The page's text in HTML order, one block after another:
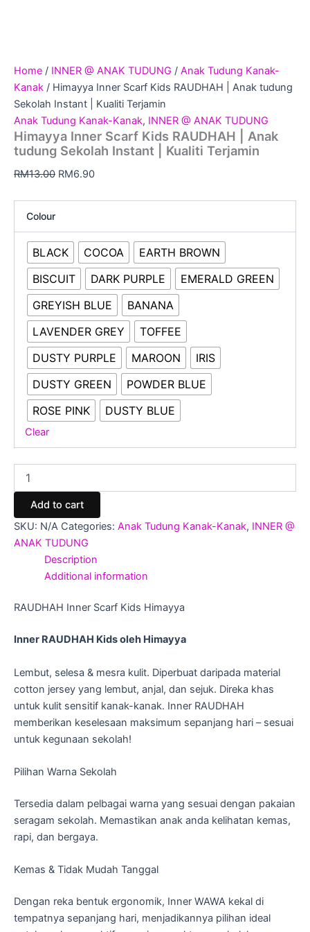
Home / INNER @ ANAK TUDUNG / Anak Tudung Kanak-
Kanak / Himayya Inner Scarf Kids RAUDHAH | Anak tudung
Sekolah Instant | Kualiti Terjamin
Anak Tudung Kanak-Kanak, INNER @ ANAK TUDUNG
Himayya Inner Scarf Kids RAUDHAH | Anak
tudung Sekolah Instant | Kualiti Terjamin
RM13.00 RM6.90
Colour
BLACK COCOA
EARTH BROWN
BISCUIT
DARK PURPLE
EMERALD GREEN
GREYISH BLUE
BANANA
LAVENDER GREY
TOFFEE
DUSTY PURPLE
MAROON
IRIS
DUSTY GREEN
POWDER BLUE
ROSE PINK
DUSTY BLUE
Clear
Add to cart
SKU: N/A Categories: Anak Tudung Kanak-Kanak, INNER @
ANAK TUDUNG
Description
Additional information
RAUDHAH Inner Scarf Kids Himayya
Inner RAUDHAH Kids oleh Himayya
Lembut, selesa & mesra kulit. Diperbuat daripada material
cotton jersey yang lembut, anjal, dan sejuk. Direka khas
untuk kulit sensitif kanak-kanak. Inner RAUDHAH
memberikan keselesaan maksimum sepanjang hari – sesuai
untuk kegunaan sekolah!
Pilihan Warna Sekolah
Tersedia dalam pelbagai warna yang sesuai dengan pakaian
seragam sekolah. Memastikan anak anda kelihatan kemas,
rapi, dan bergaya.
Kemas & Tidak Mudah Tanggal
Dengan reka bentuk ergonomik, Inner WAWA kekal di
tempatnya sepanjang hari, menjadikannya pilihan ideal